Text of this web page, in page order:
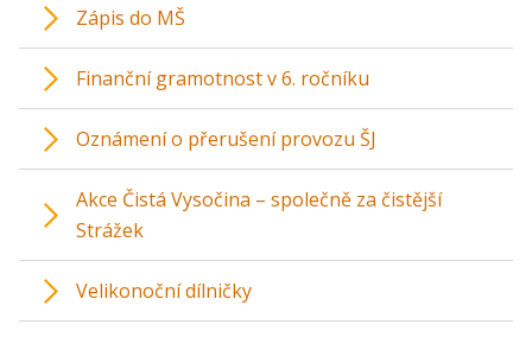
Zápis do MŠ
Finanční gramotnost v 6. ročníku
Oznámení o přerušení provozu ŠJ
Akce Čistá Vysočina – společně za čistější
Strážek
Velikonoční dílničky